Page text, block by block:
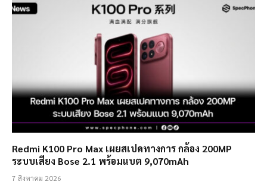
Redmi K100 Pro Max เผยสเปคทางการ กล้อง 200MP
ระบบเสียง Bose 2.1 พร้อมแบต 9,070mAh
7 สิงหาคม 2026